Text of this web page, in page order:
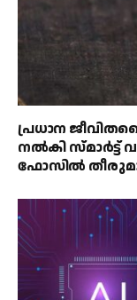
പ്രധാന
നൽകി സ്മാർട്ട്
ഫോസിൽ